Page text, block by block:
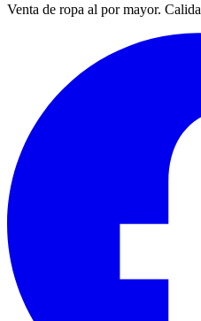
Venta de ropa al por mayor.